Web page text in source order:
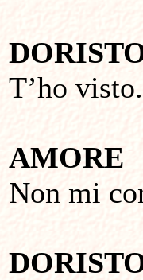
T’ho visto.
AMORE
Non mi